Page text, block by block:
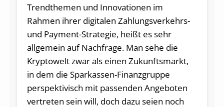
Trendthemen und Innovationen im
Rahmen ihrer digitalen Zahlungsverkehrs-
und Payment-Strategie, heißt es sehr
allgemein auf Nachfrage. Man sehe die
Kryptowelt zwar als einen Zukunftsmarkt,
in dem die Sparkassen-Finanzgruppe
perspektivisch mit passenden Angeboten
vertreten sein will, doch dazu seien noch